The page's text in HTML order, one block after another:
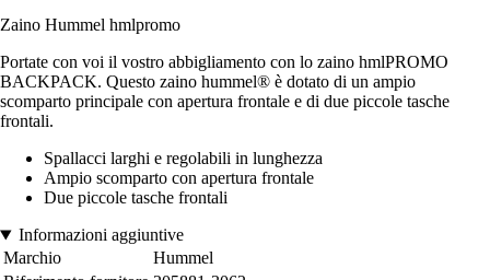
Zaino Hummel hmlpromo
Portate con voi il vostro abbigliamento con lo zaino hmlPROMO
BACKPACK. Questo zaino hummel® è dotato di un ampio
scomparto principale con apertura frontale e di due piccole tasche
frontali.
Spallacci larghi e regolabili in lunghezza
Ampio scomparto con apertura frontale
Due piccole tasche frontali
Informazioni aggiuntive
Marchio
Hummel